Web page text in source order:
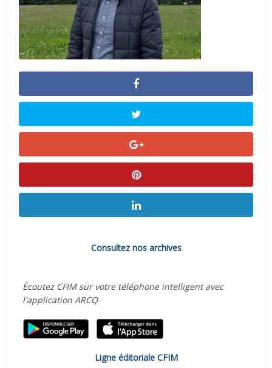
Consultez nos archives
Écoutez CFIM sur votre téléphone intelligent avec
l'application ARCQ
Ligne éditoriale CFIM